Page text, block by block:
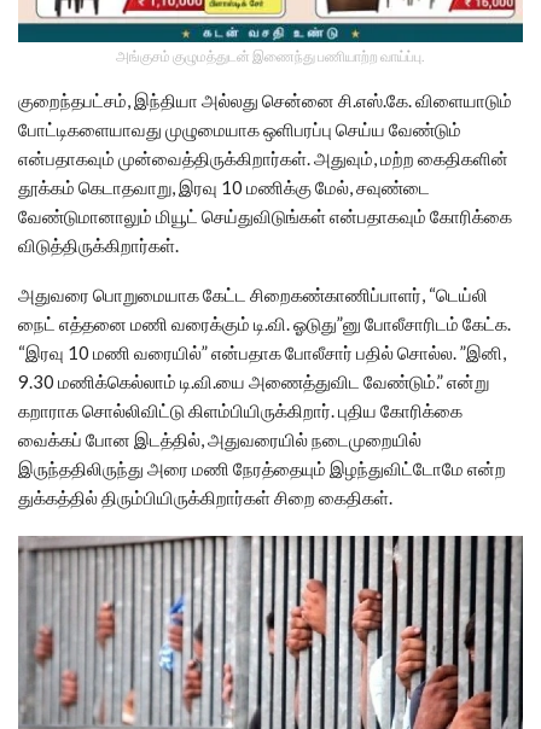
அங்குசம் குழுமத்துடன் இணைந்து பணியாற்ற வாய்ப்பு.
குறைந்தபட்சம், இந்தியா அல்லது சென்னை சி.எஸ்.கே. விளையாடும்
போட்டிகளையாவது முழுமையாக ஒளிபரப்பு செய்ய வேண்டும்
என்பதாகவும் முன்வைத்திருக்கிறார்கள். அதுவும், மற்ற கைதிகளின்
தூக்கம் கெடாதவாறு, இரவு 10 மணிக்கு மேல், சவுண்டை
வேண்டுமானாலும் மியூட் செய்துவிடுங்கள் என்பதாகவும் கோரிக்கை
விடுத்திருக்கிறார்கள்.
அதுவரை பொறுமையாக கேட்ட சிறைகண்காணிப்பாளர், “டெய்லி
நைட் எத்தனை மணி வரைக்கும் டி.வி. ஓடுது”னு போலீசாரிடம் கேட்க.
“இரவு 10 மணி வரையில்” என்பதாக போலீசார் பதில் சொல்ல. ”இனி,
9.30 மணிக்கெல்லாம் டி.வி.யை அணைத்துவிட வேண்டும்.” என்று
கறாராக சொல்லிவிட்டு கிளம்பியிருக்கிறார். புதிய கோரிக்கை
வைக்கப் போன இடத்தில், அதுவரையில் நடைமுறையில்
இருந்ததிலிருந்து அரை மணி நேரத்தையும் இழந்துவிட்டோமே என்ற
துக்கத்தில் திரும்பியிருக்கிறார்கள் சிறை கைதிகள்.